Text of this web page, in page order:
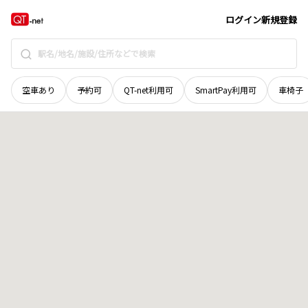
ログイン新規登録
空車あり 予約可 QT-net利用可 SmartPay利用可 車椅子
鳥取県